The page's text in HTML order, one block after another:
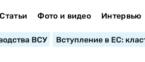
Статьи Фото и видео Интервью
ВСУ Вступление в ЕС: